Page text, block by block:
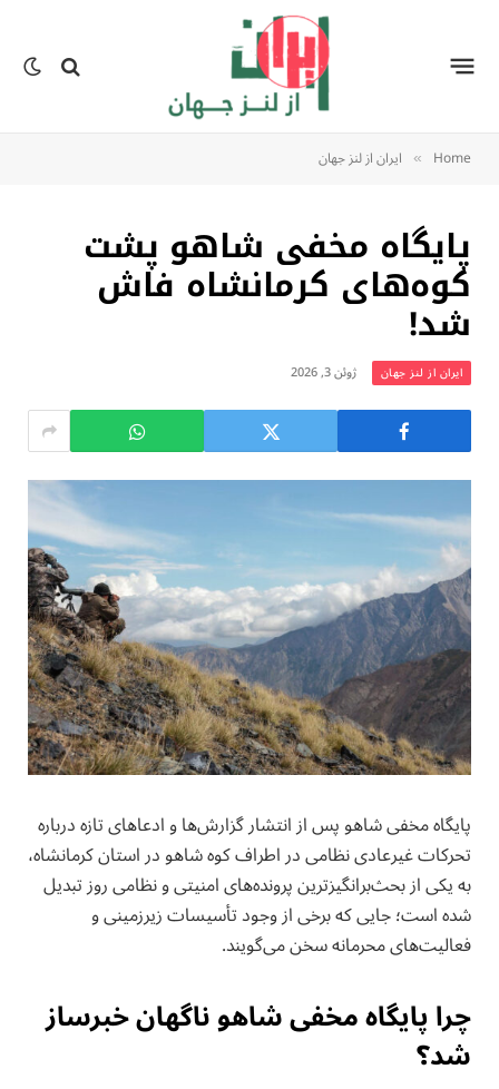
Home
» ایران از لنز جهان
پایگاه مخفی شاهو پشت
کوه‌های کرمانشاه فاش
شد!
ایران از لنز جهان ژوئن 3, 2026
پایگاه مخفی شاهو پس از انتشار گزارش‌ها و ادعاهای تازه درباره
تحرکات غیرعادی نظامی در اطراف کوه شاهو در استان کرمانشاه،
به یکی از بحث‌برانگیزترین پرونده‌های امنیتی و نظامی روز تبدیل
شده است؛ جایی که برخی از وجود تأسیسات زیرزمینی و
فعالیت‌های محرمانه سخن می‌گویند.
چرا پایگاه مخفی شاهو ناگهان خبرساز
شد؟